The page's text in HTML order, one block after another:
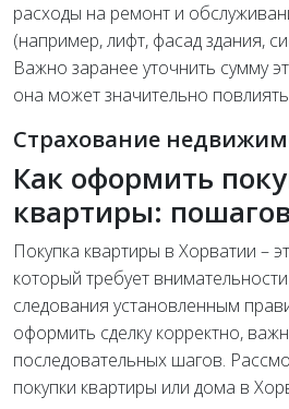
расходы на ремонт и
(например, лифт, фасад здания,
Важно заранее уточнить сумму
она может значительно
Страхование
Как оформить
квартиры:
Покупка квартиры в Хорватии –
который требует
следования установленным
оформить сделку корректно,
последовательных шагов.
покупки квартиры или дома в